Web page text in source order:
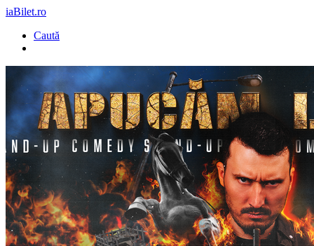
iaBilet.ro
Caută